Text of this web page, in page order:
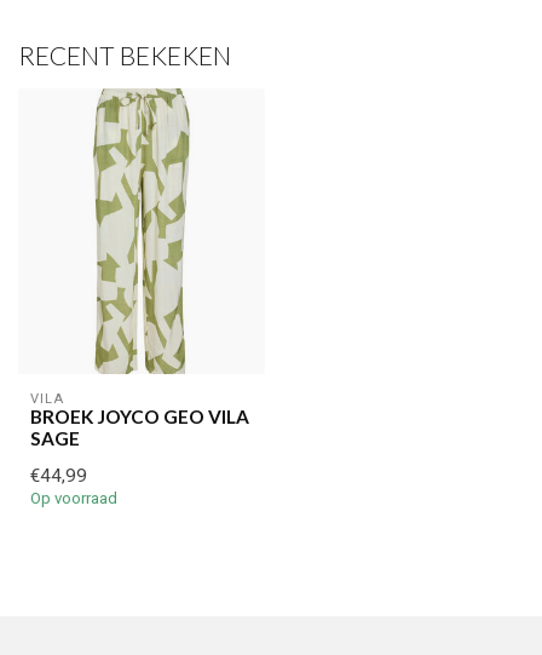
RECENT BEKEKEN
VILA
BROEK JOYCO GEO VILA
SAGE
€44,99
Op voorraad